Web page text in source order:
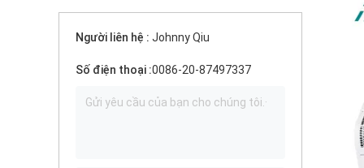
Người liên hệ : Johnny Qiu
Số điện thoại :0086-20-87497337